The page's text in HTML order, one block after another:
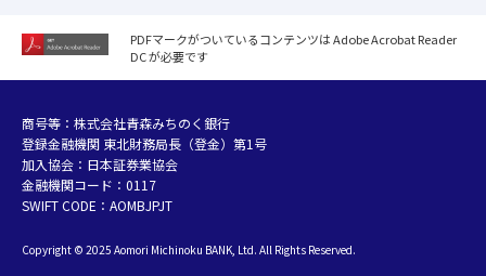
紛失した場合
個人データおよび法人情報に関するグループ共同利用について
マネー・ローンダリング等及び金融犯罪の防止について
販売勧誘方針
お客さまの資産形成支援に向けた業務運営方針
金融円滑化への取組み
PDFマークがついているコンテンツは Adobe Acrobat Reader
DC が必要です
商号等：株式会社青森みちのく銀行
登録金融機関 東北財務局長（登金）第1号
加入協会：日本証券業協会
金融機関コード：0117
SWIFT CODE：AOMBJPJT
Copyright © 2025 Aomori Michinoku BANK, Ltd. All Rights Reserved.